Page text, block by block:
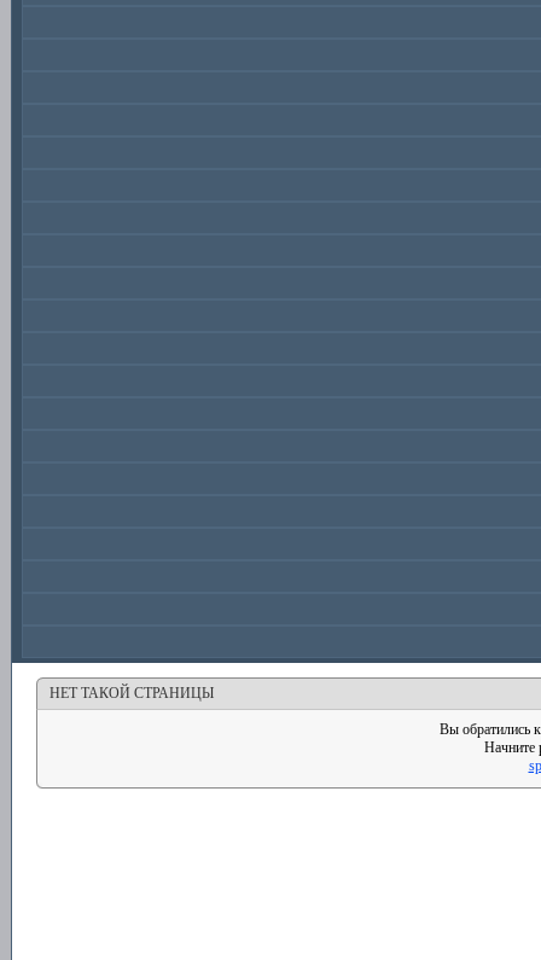
НЕТ ТАКОЙ СТРАНИЦЫ
Вы обратились
Начните